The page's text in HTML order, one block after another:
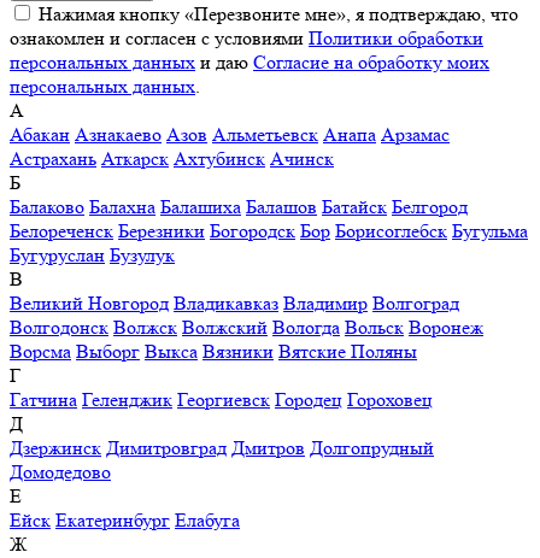
Нажимая кнопку «Перезвоните мне», я подтверждаю, что
ознакомлен и согласен с условиями Политики обработки
персональных данных и даю Согласие на обработку моих
персональных данных
А
Абакан Азнакаево Азов Альметьевск Анапа Арзамас
Астрахань Аткарск Ахтубинск Ачинск
Б
Балаково Балахна Балашиха Балашов Батайск Белгород
Белореченск Березники Богородск Бор Борисоглебск Бугульма
Бугуруслан Бузулук
В
Великий Новгород Владикавказ Владимир Волгоград
Волгодонск Волжск Волжский Вологда Вольск Воронеж
Ворсма Выборг Выкса Вязники Вятские Поляны
Г
Гатчина Геленджик Георгиевск Городец Гороховец
Д
Дзержинск Димитровград Дмитров Долгопрудный
Домодедово
Е
Ейск Екатеринбург Елабуга
Ж